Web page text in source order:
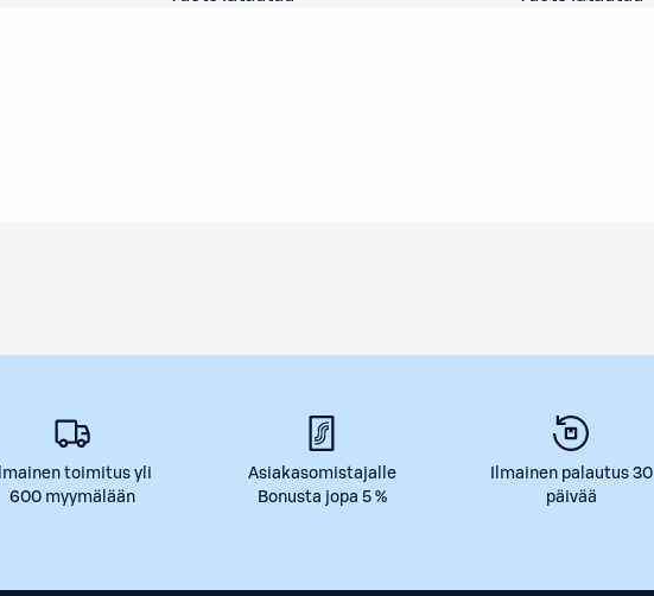
Ilmainen toimitus yli
600 myymälään
Asiakasomistajalle
Bonusta jopa 5 %
Ilmainen palautus 30
päivää